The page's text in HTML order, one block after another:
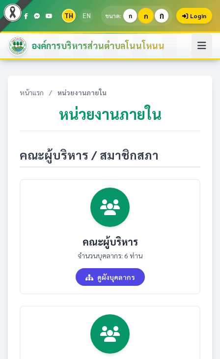
TH EN ขนาด: ก ก ก Login
องค์การบริหารส่วนตำบลโนนโหนน
หน้าแรก / หน่วยงานภายใน
หน่วยงานภายใน
คณะผู้บริหาร / สมาชิกสภา
คณะผู้บริหาร
จำนวนบุคลากร: 6 ท่าน
ดูผังบุคลากร